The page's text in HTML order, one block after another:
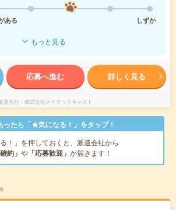
ある
しずか
もっと見る
応募へ進む 詳しく見る
遣会社 株式会社メイテックキャスト
ったら「★気になる！」をタップ！
る！」を押しておくと、派遣会社から
約」 や 「応募歓迎」 が届きます！